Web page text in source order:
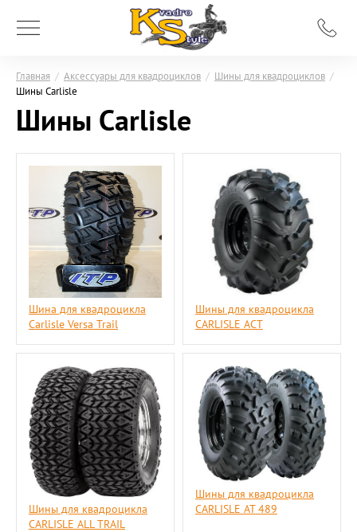
Главная / Аксессуары для квадроциклов / Шины для квадроциклов /
Шины Carlisle
Шины Carlisle
Шина для квадроцикла
Carlisle Versa Trail
Шины для квадроцикла
CARLISLE ACT
Шины для квадроцикла
CARLISLE ALL TRAIL
Шины для квадроцикла
CARLISLE AT 489